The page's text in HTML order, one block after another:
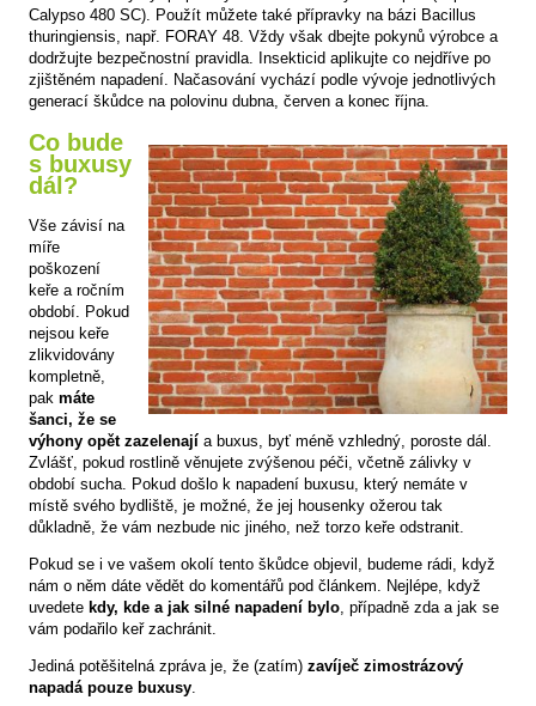
Calypso 480 SC). Použít můžete také přípravky na bázi Bacillus
thuringiensis, např. FORAY 48. Vždy však dbejte pokynů výrobce a
dodržujte bezpečnostní pravidla. Insekticid aplikujte co nejdříve po
zjištěném napadení. Načasování vychází podle vývoje jednotlivých
generací škůdce na polovinu dubna, červen a konec října.
Co bude
s buxusy
dál?
Vše závisí na
míře
poškození
keře a ročním
období. Pokud
nejsou keře
zlikvidovány
kompletně,
pak máte
šanci, že se
výhony opět zazelenají a buxus, byť méně vzhledný, poroste dál.
Zvlášť, pokud rostlině věnujete zvýšenou péči, včetně zálivky v
období sucha. Pokud došlo k napadení buxusu, který nemáte v
místě svého bydliště, je možné, že jej housenky ožerou tak
důkladně, že vám nezbude nic jiného, než torzo keře odstranit.
Pokud se i ve vašem okolí tento škůdce objevil, budeme rádi, když
nám o něm dáte vědět do komentářů pod článkem. Nejlépe, když
uvedete kdy, kde a jak silné napadení bylo, případně zda a jak se
vám podařilo keř zachránit.
Jediná potěšitelná zpráva je, že (zatím) zavíječ zimostrázový
napadá pouze buxusy.